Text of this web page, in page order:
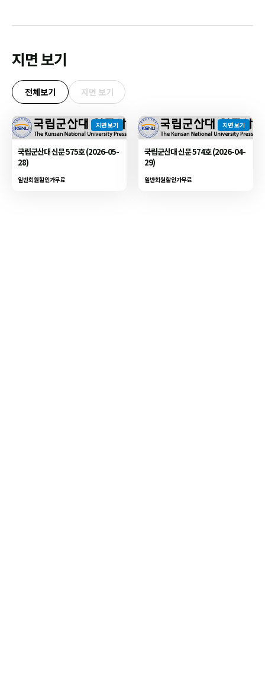
지면 보기
전체보기 지면 보기
지면 보기
국립군산대 신문 575호 (2026-05-
28)
일반회원할인가무료
지면 보기
국립군산대 신문 574호 (2026-04-
29)
일반회원할인가무료